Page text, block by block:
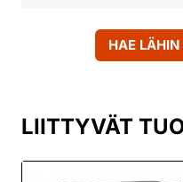
HAE
LIITTYVÄT